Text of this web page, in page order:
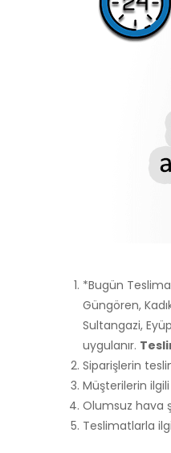
*Bugün
Güngören,
Sultangazi,
uygulanır.
Siparişlerin
Müşterilerin
Olumsuz hava
Teslimatlarla